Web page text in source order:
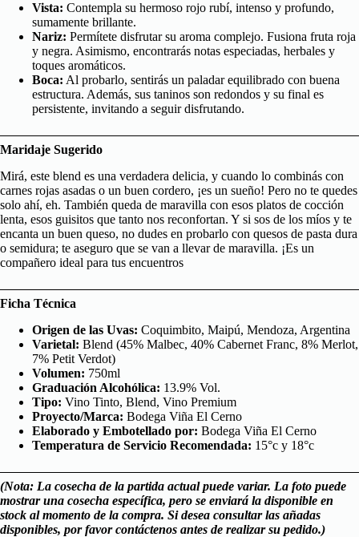
Vista: Contempla su hermoso rojo rubí, intenso y profundo,
sumamente brillante.
Nariz: Permítete disfrutar su aroma complejo. Fusiona fruta roja
y negra. Asimismo, encontrarás notas especiadas, herbales y
toques aromáticos.
Boca: Al probarlo, sentirás un paladar equilibrado con buena
estructura. Además, sus taninos son redondos y su final es
persistente, invitando a seguir disfrutando.
Maridaje Sugerido
Mirá, este blend es una verdadera delicia, y cuando lo combinás con
carnes rojas asadas o un buen cordero, ¡es un sueño! Pero no te quedes
solo ahí, eh. También queda de maravilla con esos platos de cocción
lenta, esos guisitos que tanto nos reconfortan. Y si sos de los míos y te
encanta un buen queso, no dudes en probarlo con quesos de pasta dura
o semidura; te aseguro que se van a llevar de maravilla. ¡Es un
compañero ideal para tus encuentros
Ficha Técnica
Origen de las Uvas: Coquimbito, Maipú, Mendoza, Argentina
Varietal: Blend (45% Malbec, 40% Cabernet Franc, 8% Merlot,
7% Petit Verdot)
Volumen: 750ml
Graduación Alcohólica: 13.9% Vol.
Tipo: Vino Tinto, Blend, Vino Premium
Proyecto/Marca: Bodega Viña El Cerno
Elaborado y Embotellado por: Bodega Viña El Cerno
Temperatura de Servicio Recomendada: 15°c y 18°c
(Nota: La cosecha de la partida actual puede variar. La foto puede
mostrar una cosecha específica, pero se enviará la disponible en
stock al momento de la compra. Si desea consultar las añadas
disponibles, por favor contáctenos antes de realizar su pedido.)